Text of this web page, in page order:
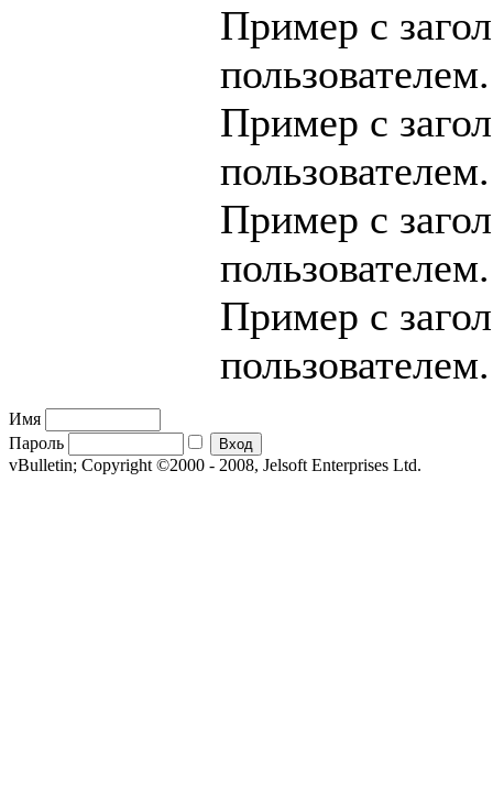
Пример с
пользователем.
Пример с
пользователем.
Пример с
пользователем.
Пример с
пользователем.
Имя
Пароль
vBulletin; Copyright ©2000 - 2008, Jelsoft Enterprises Ltd.